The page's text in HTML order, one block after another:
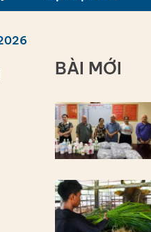
BÀI MỚI